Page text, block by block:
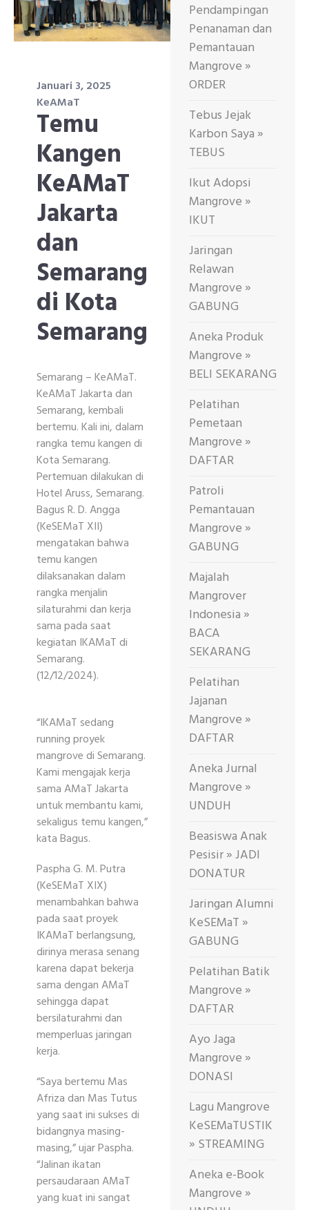
Januari 3, 2025
KeAMaT
Temu
Kangen
KeAMaT
Jakarta
dan
Semarang
di Kota
Semarang
Semarang – KeAMaT.
KeAMaT Jakarta dan
Semarang, kembali
bertemu. Kali ini, dalam
rangka temu kangen di
Kota Semarang.
Pertemuan dilakukan di
Hotel Aruss, Semarang.
Bagus R. D. Angga
(KeSEMaT XII)
mengatakan bahwa
temu kangen
dilaksanakan dalam
rangka menjalin
silaturahmi dan kerja
sama pada saat
kegiatan IKAMaT di
Semarang.
(12/12/2024).
“IKAMaT sedang
running proyek
mangrove di Semarang.
Kami mengajak kerja
sama AMaT Jakarta
untuk membantu kami,
sekaligus temu kangen,”
kata Bagus.
Paspha G. M. Putra
(KeSEMaT XIX)
menambahkan bahwa
pada saat proyek
IKAMaT berlangsung,
dirinya merasa senang
karena dapat bekerja
sama dengan AMaT
sehingga dapat
bersilaturahmi dan
memperluas jaringan
kerja.
“Saya bertemu Mas
Afriza dan Mas Tutus
yang saat ini sukses di
bidangnya masing-
masing,” ujar Paspha.
“Jalinan ikatan
persaudaraan AMaT
yang kuat ini sangat
Pendampingan
Penanaman dan
Pemantauan
Mangrove »
ORDER
Tebus Jejak
Karbon Saya »
TEBUS
Ikut Adopsi
Mangrove »
IKUT
Jaringan
Relawan
Mangrove »
GABUNG
Aneka Produk
Mangrove »
BELI SEKARANG
Pelatihan
Pemetaan
Mangrove »
DAFTAR
Patroli
Pemantauan
Mangrove »
GABUNG
Majalah
Mangrover
Indonesia »
BACA
SEKARANG
Pelatihan
Jajanan
Mangrove »
DAFTAR
Aneka Jurnal
Mangrove »
UNDUH
Beasiswa Anak
Pesisir » JADI
DONATUR
Jaringan Alumni
KeSEMaT »
GABUNG
Pelatihan Batik
Mangrove »
DAFTAR
Ayo Jaga
Mangrove »
DONASI
Lagu Mangrove
KeSEMaTUSTIK
» STREAMING
Aneka e-Book
Mangrove »